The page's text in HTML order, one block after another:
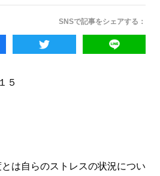
SNSで記事をシェアする：
５
は自らのストレスの状況につい